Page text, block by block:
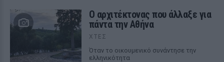
Ο αρχιτέκτονας που άλλαξε για
πάντα την Αθήνα
ΧΤΕΣ
Όταν το οικουμενικό συνάντησε την
ελληνικότητα